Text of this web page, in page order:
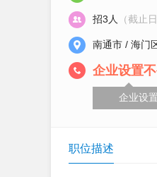
招3人 （截止
南通市 / 海门
企业设置
企业设
职位描述